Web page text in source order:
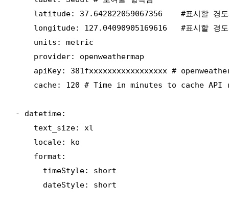
latitude: 37.642822059067356    #표시할 경도
longitude: 127.04090905169616   #표시할 경도
    units: metric
    provider: openweathermap
apiKey: 381fxxxxxxxxxxxxxxxxx #
cache: 120 # Time in minutes to cache API
- datetime:
    text_size: xl
    locale: ko
    format:
      timeStyle: short
      dateStyle: short